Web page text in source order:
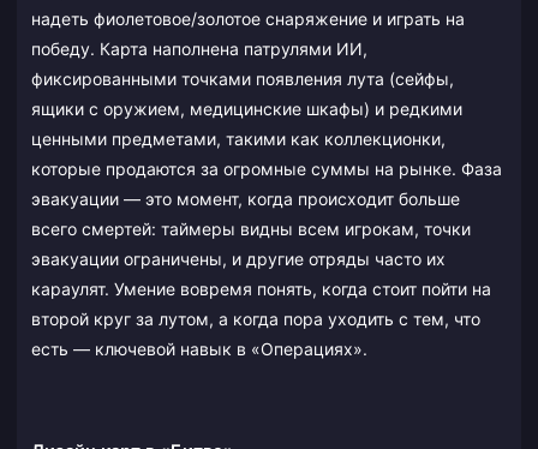
надеть фиолетовое/золотое снаряжение и играть на
победу. Карта наполнена патрулями ИИ,
фиксированными точками появления лута (сейфы,
ящики с оружием, медицинские шкафы) и редкими
ценными предметами, такими как коллекционки,
которые продаются за огромные суммы на рынке. Фаза
эвакуации — это момент, когда происходит больше
всего смертей: таймеры видны всем игрокам, точки
эвакуации ограничены, и другие отряды часто их
караулят. Умение вовремя понять, когда стоит пойти на
второй круг за лутом, а когда пора уходить с тем, что
есть — ключевой навык в «Операциях».